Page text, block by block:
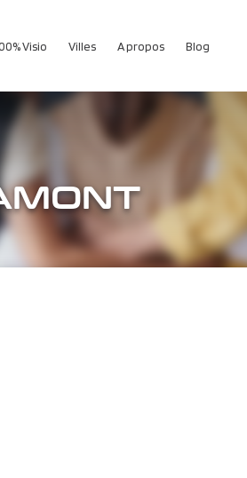
Visio Villes A propos Blog